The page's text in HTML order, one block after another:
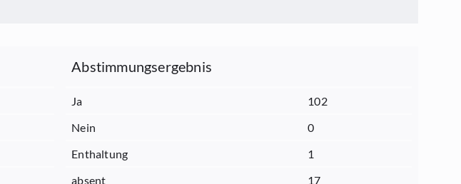
Abstimmungsergebnis
Ja
102
Nein
0
Enthaltung
1
absent
17